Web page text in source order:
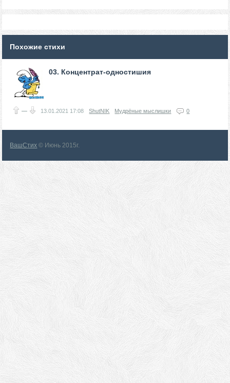
Похожие стихи
03. Концентрат-одностишия
— 13.01.2021 17:08 ShutNIK Мудрёные мыслишки 0
ВашСтих © Июнь 2015г.